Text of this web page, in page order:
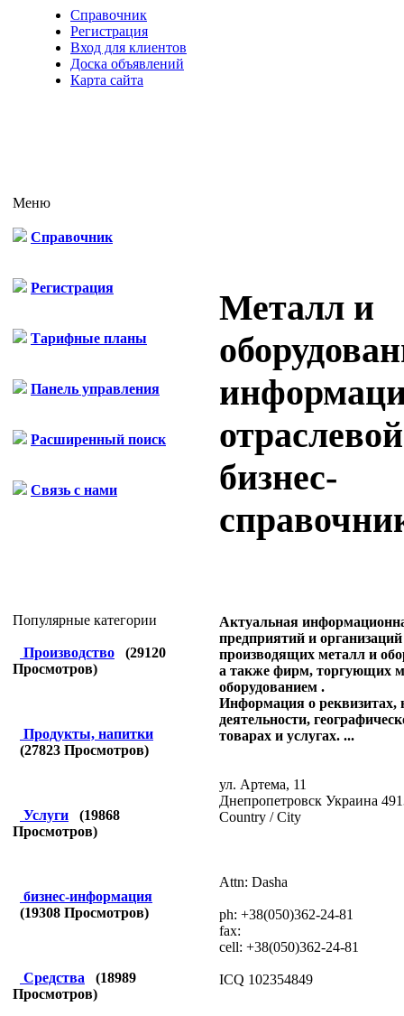
Справочник
Регистрация
Вход для клиентов
Доска объявлений
Карта сайта
Меню
Справочник
Регистрация
Тарифные планы
Панель управления
Расширенный поиск
Связь с нами
Популярные категории
Производство (29120
Просмотров)
Продукты, напитки
(27823 Просмотров)
Услуги (19868
Просмотров)
бизнес-информация
(19308 Просмотров)
Средства (18989
Просмотров)
Металл и
отраслевой
бизнес-
Актуальная
предприятий и
производящих металл и
а также фирм, торгующих
оборудованием .
Информация о реквизитах,
деятельности,
товарах и услугах. ...
ул. Артема, 11
Днепропетровск Украина
Country / City
Attn: Dasha
ph: +38(050)362-24-81
fax:
cell: +38(050)362-24-81
ICQ 102354849